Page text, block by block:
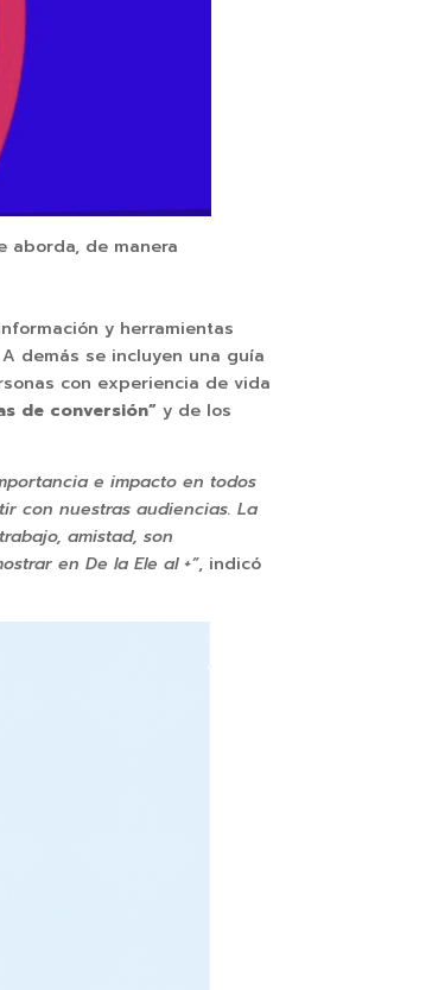
aborda, de manera
y herramientas
demás se incluyen una guía
con experiencia de vida
de conversión” y de los
e impacto en todos
con nuestras audiencias. La
amistad, son
en De la Ele al +”, indicó